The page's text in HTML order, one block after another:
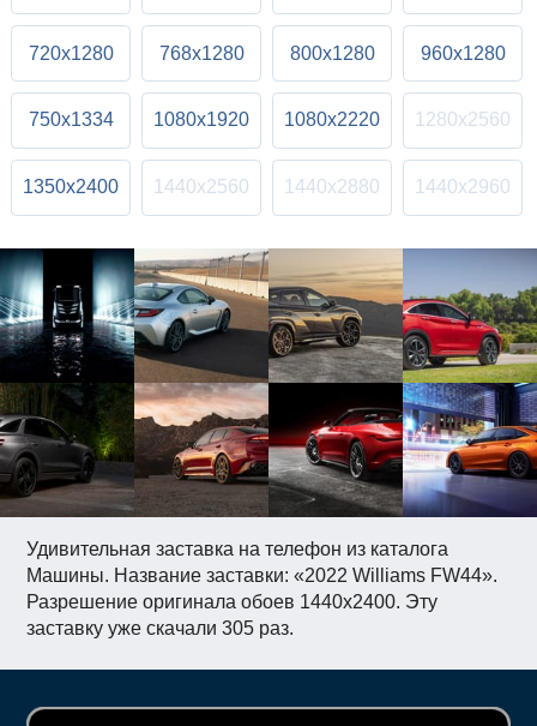
Удивительная заставка на телефон из каталога
Машины. Название заставки: «2022 Williams FW44».
Разрешение оригинала обоев 1440x2400. Эту
заставку уже скачали 305 раз.
720x1280 768x1280 800x1280 960x1280
750x1334 1080x1920 1080x2220 1280x2560
1350x2400 1440x2560 1440x2880 1440x2960